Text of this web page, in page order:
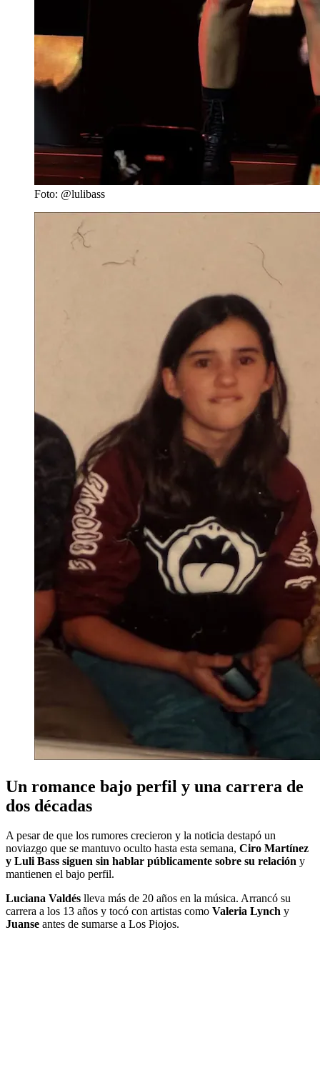
Foto: @lulibass
Un romance bajo perfil y una carrera de
dos décadas
A pesar de que los rumores crecieron y la noticia destapó un
noviazgo que se mantuvo oculto hasta esta semana, Ciro Martínez
y Luli Bass siguen sin hablar públicamente sobre su relación y
mantienen el bajo perfil.
Luciana Valdés lleva más de 20 años en la música. Arrancó su
carrera a los 13 años y tocó con artistas como Valeria Lynch y
Juanse antes de sumarse a Los Piojos.